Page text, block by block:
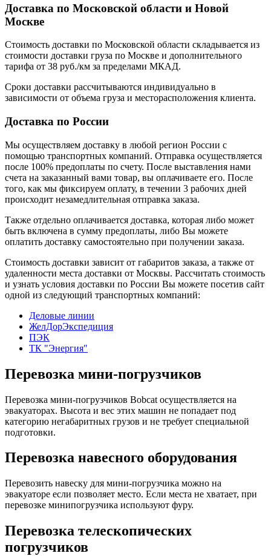
Доставка по Московской области и Новой
Москве
Стоимость доставки по Московской области складывается из
стоимости доставки груза по Москве и дополнительного
тарифа от 38 руб./км за пределами МКАД.
Сроки доставки рассчитываются индивидуально в
зависимости от объема груза и месторасположения клиента.
Доставка по России
Мы осуществляем доставку в любой регион России с
помощью транспортных компаний. Отправка осуществляется
после 100% предоплаты по счету. После выставления нами
счета на заказанный вами товар, вы оплачиваете его. После
того, как мы фиксируем оплату, в течении 3 рабочих дней
происходит незамедлительная отправка заказа.
Также отдельно оплачивается доставка, которая либо может
быть включена в сумму предоплаты, либо Вы можете
оплатить доставку самостоятельно при получении заказа.
Стоимость доставки зависит от габаритов заказа, а также от
удаленности места доставки от Москвы. Рассчитать стоимость
и узнать условия доставки по России Вы можете посетив сайт
одной из следующий транспортных компаний:
Деловые линии
ЖелДорЭкспедиция
ПЭК
ТК "Энергия"
Перевозка мини-погрузчиков
Перевозка мини-погрузчиков Bobcat осуществляется на
эвакуаторах. Высота и вес этих машин не попадает под
категорию негабаритных грузов и не требует специальной
подготовки.
Перевозка навесного оборудования
Перевозить навеску для мини-погрузчика можно на
эвакуаторе если позволяет место. Если места не хватает, при
перевозке минипогрузчика используют фуру.
Перевозка телескопических
погрузчиков